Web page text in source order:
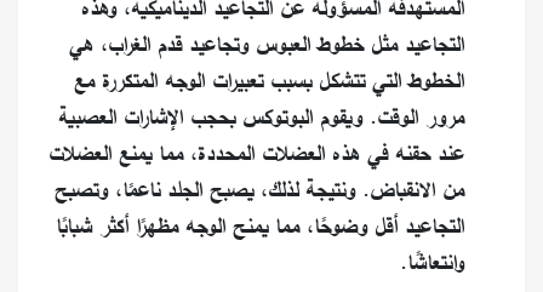
المستهدفة المسؤولة عن التجاعيد الديناميكية، وهذه
التجاعيد مثل خطوط العبوس وتجاعيد قدم الغراب، هي
الخطوط التي تتشكل بسبب تعبيرات الوجه المتكررة مع
مرور الوقت. ويقوم البوتوكس بحجب الإشارات العصبية
عند حقنه في هذه العضلات المحددة، مما يمنع العضلات
من الانقباض. ونتيجة لذلك، يصبح الجلد ناعمًا، وتصبح
التجاعيد أقل وضوحًا، مما يمنح الوجه مظهرًا أكثر شبابًا
وانتعاشًا.